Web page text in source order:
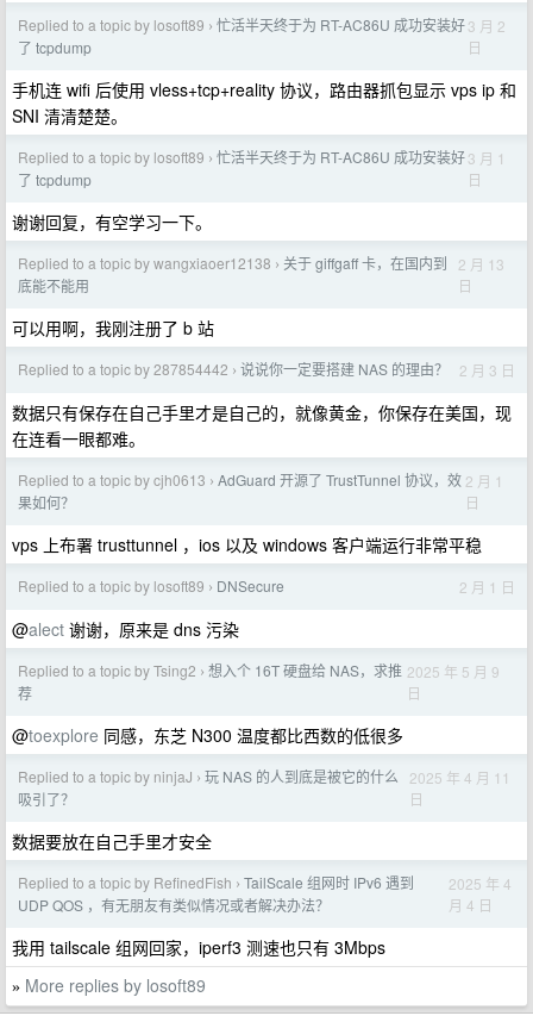
Replied to a topic by losoft89 › 忙活半天终于为 RT-AC86U 成功安装好
了 tcpdump
3 月 2
日
手机连 wifi 后使用 vless+tcp+reality 协议，路由器抓包显示 vps ip 和
SNI 清清楚楚。
Replied to a topic by losoft89 › 忙活半天终于为 RT-AC86U 成功安装好
了 tcpdump
3 月 1
日
谢谢回复，有空学习一下。
Replied to a topic by wangxiaoer12138 › 关于 giffgaff 卡，在国内到
底能不能用
2 月 13
日
可以用啊，我刚注册了 b 站
Replied to a topic by 287854442 › 说说你一定要搭建 NAS 的理由？ 2 月 3 日
数据只有保存在自己手里才是自己的，就像黄金，你保存在美国，现
在连看一眼都难。
Replied to a topic by cjh0613 › AdGuard 开源了 TrustTunnel 协议，效
果如何？
2 月 1
日
vps 上布署 trusttunnel ，ios 以及 windows 客户端运行非常平稳
Replied to a topic by losoft89 › DNSecure 2 月 1 日
@alect 谢谢，原来是 dns 污染
Replied to a topic by Tsing2 › 想入个 16T 硬盘给 NAS，求推
荐
2025 年 5 月 9
日
@toexplore 同感，东芝 N300 温度都比西数的低很多
Replied to a topic by ninjaJ › 玩 NAS 的人到底是被它的什么
吸引了？
2025 年 4 月 11
日
数据要放在自己手里才安全
Replied to a topic by RefinedFish › TailScale 组网时 IPv6 遇到
UDP QOS ，有无朋友有类似情况或者解决办法？
2025 年 4
月 4 日
我用 tailscale 组网回家，iperf3 测速也只有 3Mbps
» More replies by losoft89